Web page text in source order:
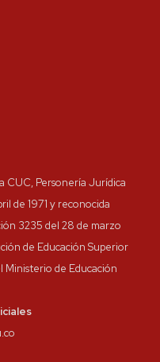
CUC, Personería Jurídica
de 1971 y reconocida
3235 del 28 de marzo
de Educación Superior
Ministerio de Educación